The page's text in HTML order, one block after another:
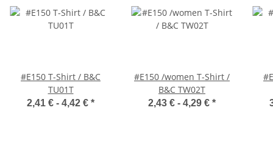
#E150 T-Shirt / B&C
TU01T
2,41 € - 4,42 € *
#E150 /women T-Shirt /
B&C TW02T
2,43 € - 4,29 € *